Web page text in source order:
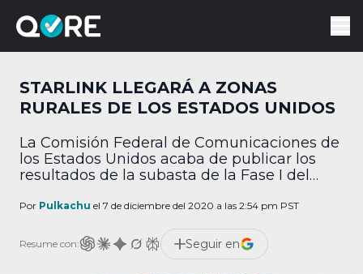
STARLINK LLEGARÁ A ZONAS
RURALES DE LOS ESTADOS UNIDOS
La Comisión Federal de Comunicaciones de
los Estados Unidos acaba de publicar los
resultados de la subasta de la Fase I del
un programa en el que el gobierno
distintos proveedores de internet para que
lleven su servicio con la mejor […]
Por Pulkachu el 7 de diciembre del 2020 a las 2:54 pm PST
Resume con: Seguir en